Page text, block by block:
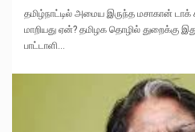
தமிழ்நாட்டில் அமைய இருந்த மசாகான் டாக்
மாறியது ஏன்? தமிழக தொழில் துறைக்கு
பாட்டாளி...